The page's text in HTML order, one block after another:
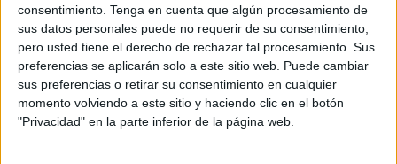
consentimiento. Tenga en cuenta que algún procesamiento de
sus datos personales puede no requerir de su consentimiento,
pero usted tiene el derecho de rechazar tal procesamiento. Sus
preferencias se aplicarán solo a este sitio web. Puede cambiar
sus preferencias o retirar su consentimiento en cualquier
momento volviendo a este sitio y haciendo clic en el botón
"Privacidad" en la parte inferior de la página web.
SUSCRIBETE